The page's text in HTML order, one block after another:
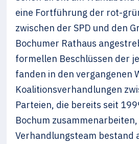
eine Fortführung der rot-
zwischen der SPD und den
Bochumer Rathaus
formellen Beschlüssen der
fanden in den vergangenen
Koalitionsverhandlungen
Parteien, die bereits seit
Bochum
Verhandlungsteam bestand